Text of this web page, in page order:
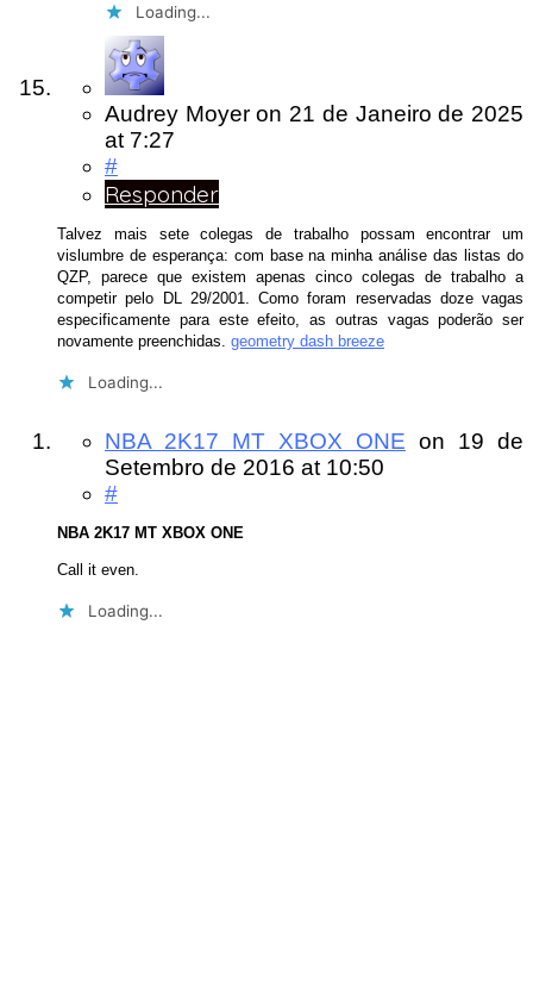
Loading...
Audrey Moyeron 21 de Janeiro de 2025
at 7:27
#
Responder
Talvez mais sete colegas de trabalho possam encontrar um
vislumbre de esperança: com base na minha análise das listas do
QZP, parece que existem apenas cinco colegas de trabalho a
competir pelo DL 29/2001. Como foram reservadas doze vagas
especificamente para este efeito, as outras vagas poderão ser
novamente preenchidas. geometry dash breeze
Loading...
NBA 2K17 MT XBOX ONE on 19 de
Setembro de 2016 at 10:50
#
NBA 2K17 MT XBOX ONE
Call it even.
Loading...